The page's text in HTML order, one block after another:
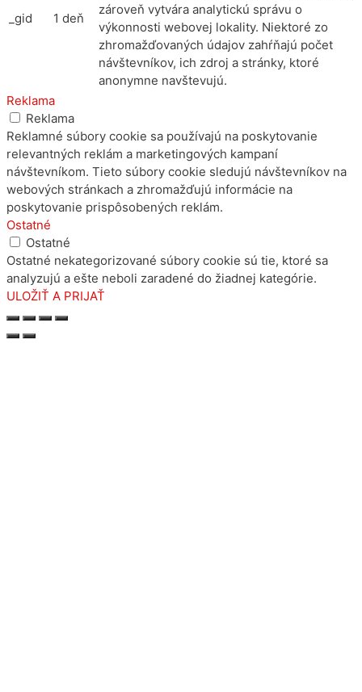
_gid 1 deň
zároveň vytvára analytickú správu o
výkonnosti webovej lokality. Niektoré zo
zhromažďovaných údajov zahŕňajú počet
návštevníkov, ich zdroj a stránky, ktoré
anonymne navštevujú.
Reklama
Reklama
Reklamné súbory cookie sa používajú na poskytovanie
relevantných reklám a marketingových kampaní
návštevníkom. Tieto súbory cookie sledujú návštevníkov na
webových stránkach a zhromažďujú informácie na
poskytovanie prispôsobených reklám.
Ostatné
Ostatné
Ostatné nekategorizované súbory cookie sú tie, ktoré sa
analyzujú a ešte neboli zaradené do žiadnej kategórie.
ULOŽIŤ A PRIJAŤ